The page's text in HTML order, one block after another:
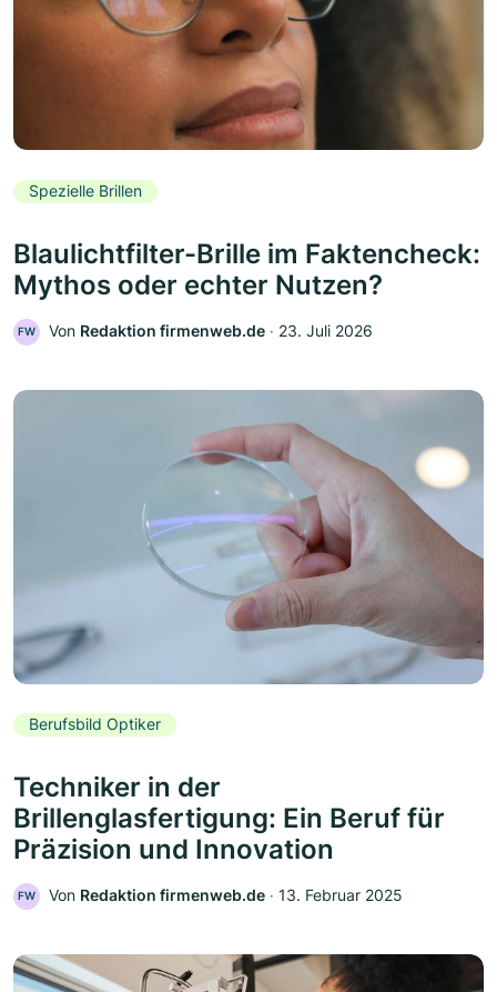
Spezielle Brillen
Blaulichtfilter-Brille im Faktencheck:
Mythos oder echter Nutzen?
FW Von Redaktion firmenweb.de ‧ 23. Juli 2026
Berufsbild Optiker
Techniker in der
Brillenglasfertigung: Ein Beruf für
Präzision und Innovation
FW Von Redaktion firmenweb.de ‧ 13. Februar 2025